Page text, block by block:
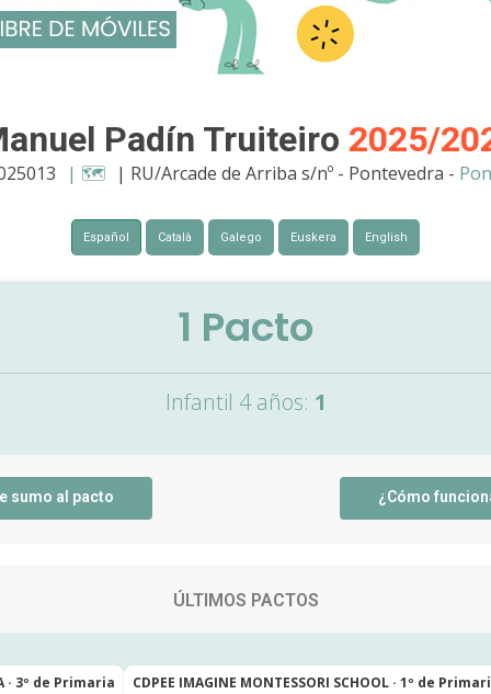
Padín Truiteiro 2025/
| 🗺️ | RU/Arcade de Arriba s/nº - Pontevedra -
Español Català Galego Euskera English
1 Pacto
Infantil 4 años: 1
sumo al pacto ¿Cómo
ÚLTIMOS PACTOS
· 3º de Primaria
CDPEE IMAGINE MONTESSORI SCHOOL · 1º de